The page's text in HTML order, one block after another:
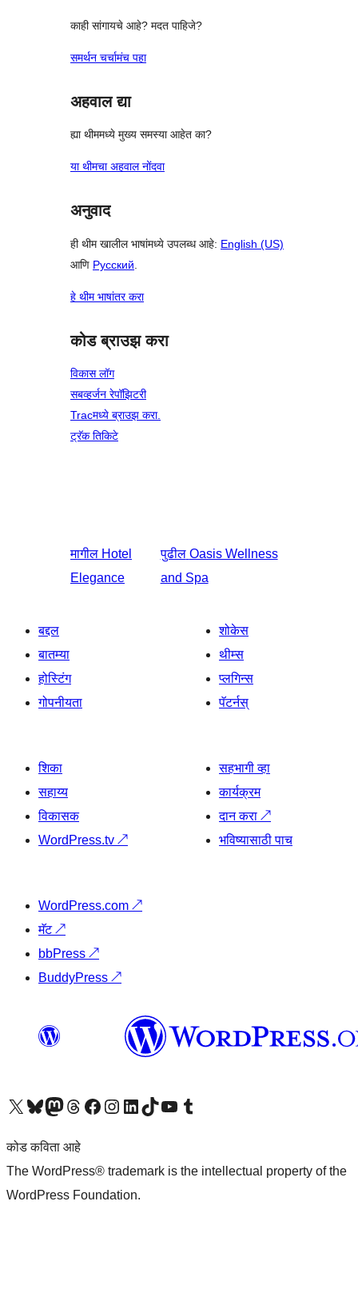
काही सांगायचे आहे? मदत पाहिजे?
समर्थन चर्चामंच पहा
अहवाल द्या
ह्या थीममध्ये मुख्य समस्या आहेत का?
या थीमचा अहवाल नोंदवा
अनुवाद
ही थीम खालील भाषांमध्ये उपलब्ध आहे: English (US)
आणि Русский
हे थीम भाषांतर करा
कोड ब्राउझ करा
विकास लॉग
सबव्हर्जन रेपॉझिटरी
Tracमध्ये ब्राउझ करा.
ट्रॅक तिकिटे
मागील Hotel
Elegance
पुढील Oasis Wellness
and Spa
बद्दल
बातम्या
होस्टिंग
गोपनीयता
शोकेस
थीम्स
प्लगिन्स
पॅटर्नस्
शिका
सहाय्य
विकासक
WordPress.tv ↗
सहभागी व्हा
कार्यक्रम
दान करा ↗
भविष्यासाठी पाच
WordPress.com ↗
मॅट↗
bbPress ↗
BuddyPress ↗
आमच्या X (एक्स) (पूर्वीचे ट्विटर) खात्याला भेट द्या आमच्या ब्लूस्की खात्याला भेट द्या.आमच्या Mastodon खात्याला भेट द्या.आमच्या थ्रेड्स खात्याला भेट द्या. आमच्या फेसबुक पेजला भेट द्या आमच्या इंस्टाग्राम खात्याला भेट द्या आमच्या लिंक्डइन खात्याला भेट द्या आमच्या टिकटॉक अकाउंटला भेट द्या.आमच्या यूट्यूब चॅनेलला भेट द्या आमच्या टंबलर खात्याला भेट द्या.
कोड कविता आहे
The WordPress® trademark is the intellectual property of the
WordPress Foundation.